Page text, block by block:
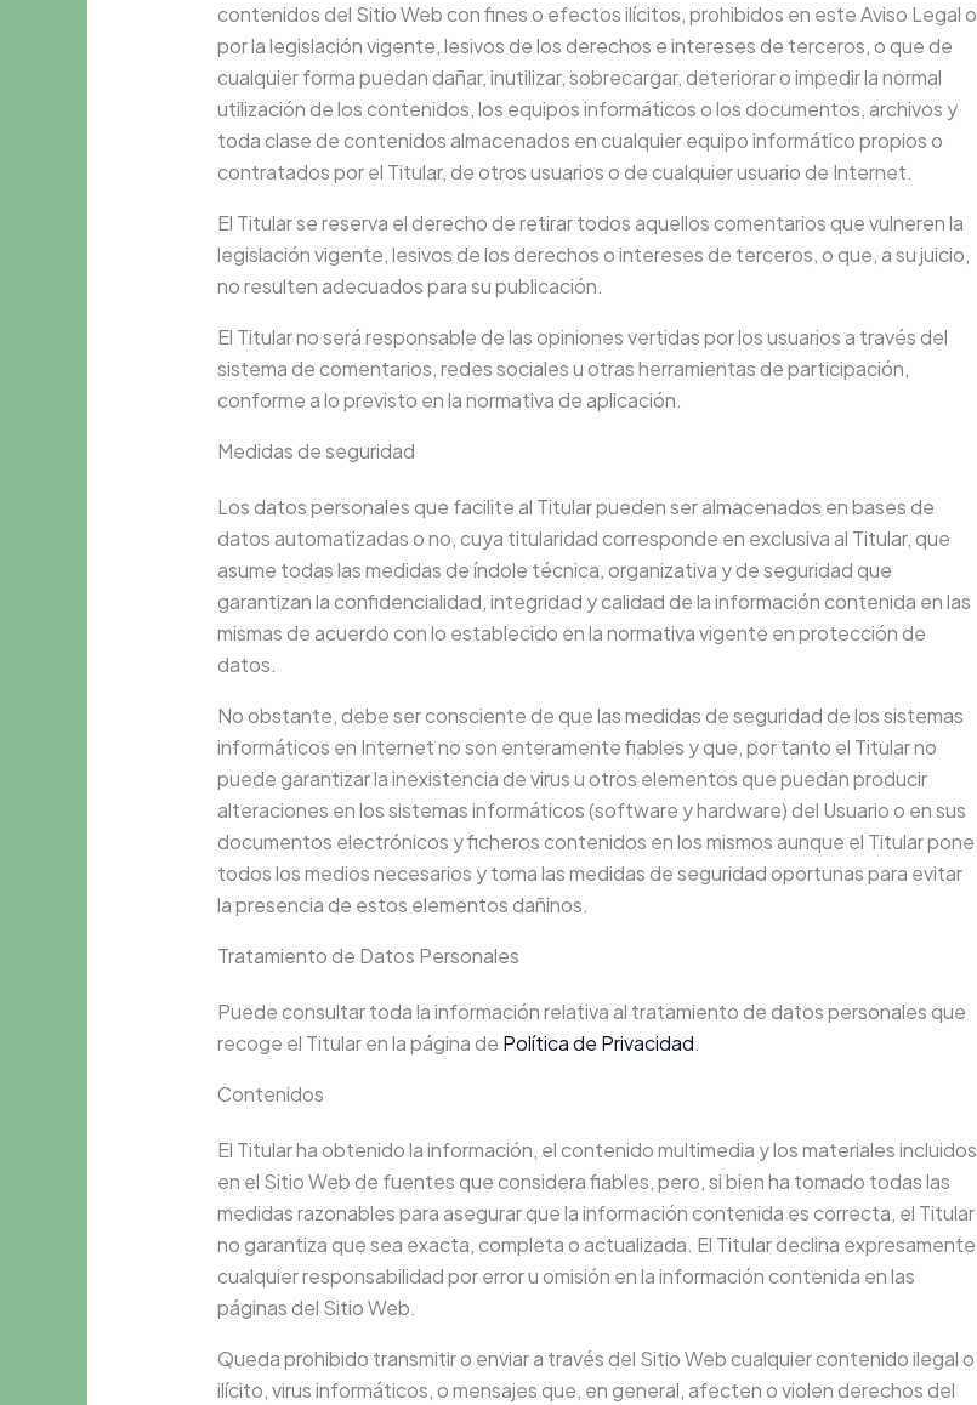
contenidos del Sitio Web con fines o efectos ilícitos, prohibidos en este Aviso Legal o
por la legislación vigente, lesivos de los derechos e intereses de terceros, o que de
cualquier forma puedan dañar, inutilizar, sobrecargar, deteriorar o impedir la normal
utilización de los contenidos, los equipos informáticos o los documentos, archivos y
toda clase de contenidos almacenados en cualquier equipo informático propios o
contratados por el Titular, de otros usuarios o de cualquier usuario de Internet.
El Titular se reserva el derecho de retirar todos aquellos comentarios que vulneren la
legislación vigente, lesivos de los derechos o intereses de terceros, o que, a su juicio,
no resulten adecuados para su publicación.
El Titular no será responsable de las opiniones vertidas por los usuarios a través del
sistema de comentarios, redes sociales u otras herramientas de participación,
conforme a lo previsto en la normativa de aplicación.
Medidas de seguridad
Los datos personales que facilite al Titular pueden ser almacenados en bases de
datos automatizadas o no, cuya titularidad corresponde en exclusiva al Titular, que
asume todas las medidas de índole técnica, organizativa y de seguridad que
garantizan la confidencialidad, integridad y calidad de la información contenida en las
mismas de acuerdo con lo establecido en la normativa vigente en protección de
datos.
No obstante, debe ser consciente de que las medidas de seguridad de los sistemas
informáticos en Internet no son enteramente fiables y que, por tanto el Titular no
puede garantizar la inexistencia de virus u otros elementos que puedan producir
alteraciones en los sistemas informáticos (software y hardware) del Usuario o en sus
documentos electrónicos y ficheros contenidos en los mismos aunque el Titular pone
todos los medios necesarios y toma las medidas de seguridad oportunas para evitar
la presencia de estos elementos dañinos.
Tratamiento de Datos Personales
Puede consultar toda la información relativa al tratamiento de datos personales que
recoge el Titular en la página de Política de Privacidad.
Contenidos
El Titular ha obtenido la información, el contenido multimedia y los materiales incluidos
en el Sitio Web de fuentes que considera fiables, pero, si bien ha tomado todas las
medidas razonables para asegurar que la información contenida es correcta, el Titular
no garantiza que sea exacta, completa o actualizada. El Titular declina expresamente
cualquier responsabilidad por error u omisión en la información contenida en las
páginas del Sitio Web.
Queda prohibido transmitir o enviar a través del Sitio Web cualquier contenido ilegal o
ilícito, virus informáticos, o mensajes que, en general, afecten o violen derechos del